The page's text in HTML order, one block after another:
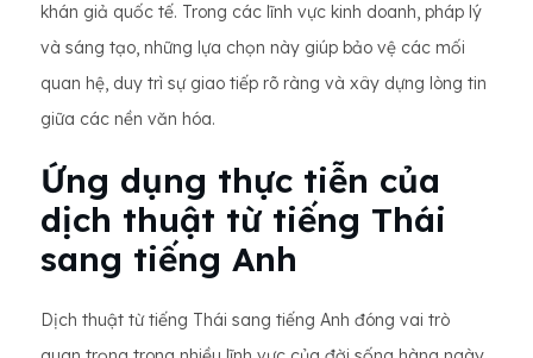
khán giả quốc tế. Trong các lĩnh vực kinh doanh, pháp lý
và sáng tạo, những lựa chọn này giúp bảo vệ các mối
quan hệ, duy trì sự giao tiếp rõ ràng và xây dựng lòng tin
giữa các nền văn hóa.
Ứng dụng thực tiễn của
dịch thuật từ tiếng Thái
sang tiếng Anh
Dịch thuật từ tiếng Thái sang tiếng Anh đóng vai trò